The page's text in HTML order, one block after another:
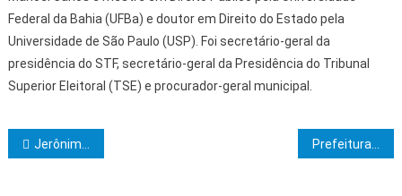
Federal da Bahia (UFBa) e doutor em Direito do Estado pela
Universidade de São Paulo (USP). Foi secretário-geral da
presidência do STF, secretário-geral da Presidência do Tribunal
Superior Eleitoral (TSE) e procurador-geral municipal.
Navegação de Post
Jerônimo Rodrigues e Rui Costa autorizam obras do Novo PAC com investimento superior a R$ 27 milhões em contenções de encostas em Salvador